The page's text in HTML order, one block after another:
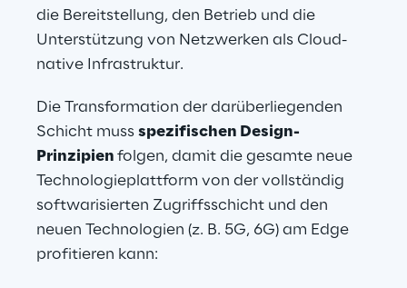
die Bereitstellung, den Betrieb und die
Unterstützung von Netzwerken als Cloud-
native Infrastruktur.
Die Transformation der darüberliegenden
Schicht muss spezifischen Design-
Prinzipien folgen, damit die gesamte neue
Technologieplattform von der vollständig
softwarisierten Zugriffsschicht und den
neuen Technologien (z. B. 5G, 6G) am Edge
profitieren kann: